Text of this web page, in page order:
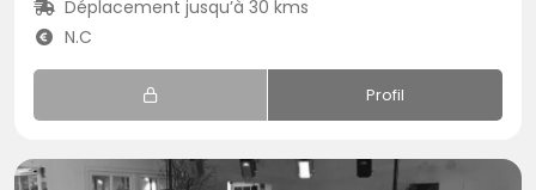
Déplacement jusqu’à 30 kms
N.C
Profil